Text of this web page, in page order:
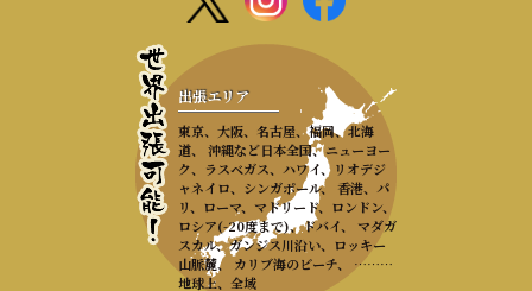
出張エリア
東京、大阪、名古屋、福岡、北海
道、 沖縄など日本全国、ニューヨー
ク、ラスベガス、ハワイ、リオデジ
ャネイロ、シンガポール、 香港、パ
リ、ローマ、マドリード、ロンドン、
ロシア(-20度まで)、ドバイ、 マダガ
スカル、ガンジス川沿い、ロッキー
山脈麓、 カリブ海のビーチ、 ………
地球上、全域